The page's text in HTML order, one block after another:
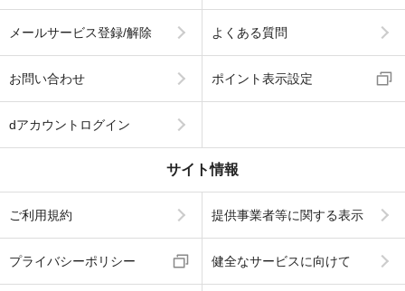
メールサービス登録/解除 よくある質問
お問い合わせ ポイント表示設定
dアカウントログイン
サイト情報
ご利用規約 提供事業者等に関する表示
プライバシーポリシー 健全なサービスに向けて